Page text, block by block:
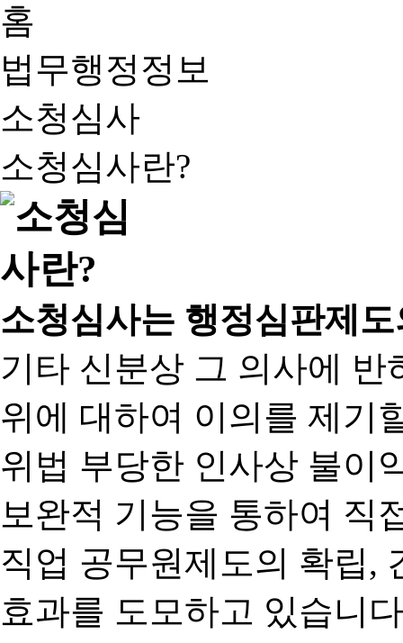
홈
법무행정정보
소청심사
소청심사란?
소청심사는 행정심판제
기타 신분상 그 의사에
위에 대하여 이의를 제기
위법 부당한 인사상 불이
보완적 기능을 통하여 직
직업 공무원제도의 확립,
효과를 도모하고 있습니